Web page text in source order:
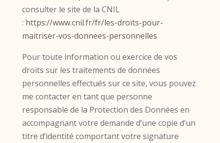
consulter le site de la CNIL
: https://www.cnil.fr/fr/les-droits-pour-
maitriser-vos-donnees-personnelles
Pour toute information ou exercice de vos
droits sur les traitements de données
personnelles effectués sur ce site, vous pouvez
me contacter en tant que personne
responsable de la Protection des Données en
accompagnant votre demande d’une copie d’un
titre d’identité comportant votre signature